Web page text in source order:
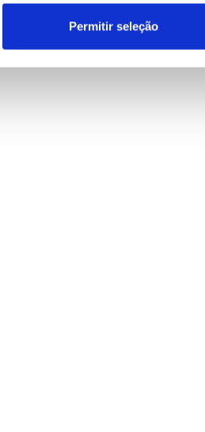
Permitir seleção